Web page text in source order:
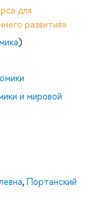
для
развития»
)
и мировой
,Портанский